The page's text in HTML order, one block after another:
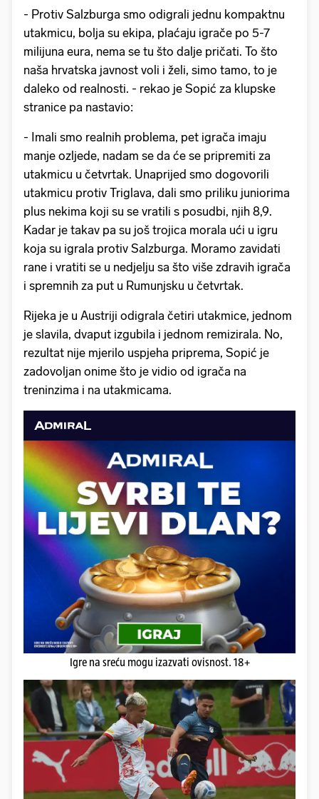
- Protiv Salzburga smo odigrali jednu kompaktnu
utakmicu, bolja su ekipa, plaćaju igrače po 5-7
milijuna eura, nema se tu što dalje pričati. To što
naša hrvatska javnost voli i želi, simo tamo, to je
daleko od realnosti. - rekao je Sopić za klupske
stranice pa nastavio:
- Imali smo realnih problema, pet igrača imaju
manje ozljede, nadam se da će se pripremiti za
utakmicu u četvrtak. Unaprijed smo dogovorili
utakmicu protiv Triglava, dali smo priliku juniorima
plus nekima koji su se vratili s posudbi, njih 8,9.
Kadar je takav pa su još trojica morala ući u igru
koja su igrala protiv Salzburga. Moramo zavidati
rane i vratiti se u nedjelju sa što više zdravih igrača
i spremnih za put u Rumunjsku u četvrtak.
Rijeka je u Austriji odigrala četiri utakmice, jednom
je slavila, dvaput izgubila i jednom remizirala. No,
rezultat nije mjerilo uspjeha priprema, Sopić je
zadovoljan onime što je vidio od igrača na
treninzima i na utakmicama.
Igre na sreću mogu izazvati ovisnost. 18+